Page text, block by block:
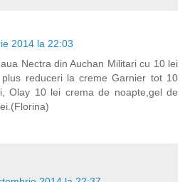
2014 la 22:03
Nectra din Auchan Militari cu 10 lei
reduceri la creme Garnier tot 10
Olay 10 lei crema de noapte,gel de